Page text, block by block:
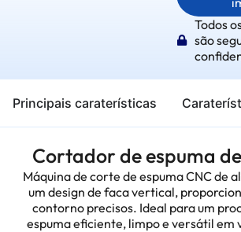
Todos
são
Principais caraterísticas
Cortador de espuma
Máquina de corte de espuma CNC de
um design de faca vertical,
contorno precisos. Ideal para um
espuma eficiente, limpo e versátil em